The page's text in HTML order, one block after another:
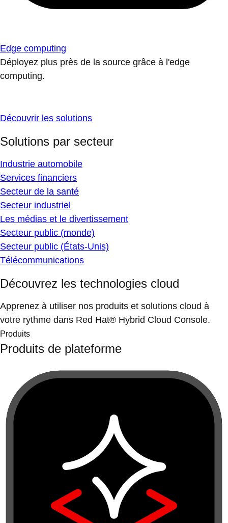
Edge computing
Déployez plus près de la source grâce à l'edge
computing.
Découvrir les solutions
Solutions par secteur
Industrie automobile
Services financiers
Secteur de la santé
Secteur industriel
Les médias et le divertissement
Secteur public (monde)
Secteur public (États-Unis)
Télécommunications
Découvrez les technologies cloud
Apprenez à utiliser nos produits et solutions cloud à
votre rythme dans Red Hat® Hybrid Cloud Console.
Produits
Produits de plateforme